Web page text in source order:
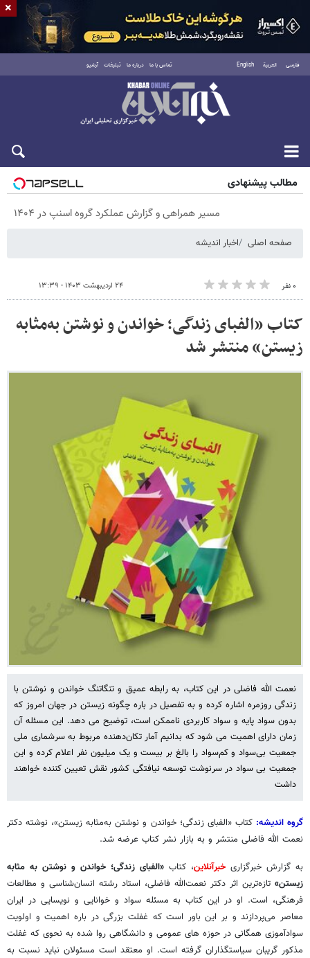
فارسی العربية English تماس با ما درباره ما تبلیغات آرشیو
پنجشنبه ۱۵ مرداد ۱۴۰۵
مطالب پیشنهادی
مسیر همراهی و گزارش عملکرد گروه اسنپ در ۱۴۰۴
صفحه اصلی اخبار اندیشه
۰ نفر ۲۴ اردیبهشت ۱۴۰۳ - ۱۳:۳۹
کتاب «الفبای زندگی؛ خواندن و نوشتن به‌مثابه
زیستن» منتشر شد
نعمت الله فاضلی در این کتاب،‌ به رابطه عمیق و تنگاتنگ خواندن و نوشتن با
زندگی روزمره اشاره کرده و به تفصیل در باره چگونه زیستن در جهان امروز که
بدون سواد پایه و سواد کاربردی ناممکن است، توضیح می دهد. این مسئله آن
زمان دارای اهمیت می شود که بدانیم آمار تکان‌دهنده مربوط به سرشماری ملی
جمعیت بی‌سواد و کم‌سواد را بالغ بر بیست و یک میلیون نفر اعلام کرده و این
جمعیت بی سواد در سرنوشت توسعه نیافتگی کشور نقش تعیین کننده خواهند
داشت
گروه اندیشه: کتاب «الفبای زندگی؛ خواندن و نوشتن به‌مثابه زیستن»، نوشته دکتر
نعمت الله فاضلی منتشر و به بازار نشر کتاب عرضه شد.
به گزارش خبرگزاریخبرآنلاین، کتاب «الفبای زندگی؛ خواندن و نوشتن به مثابه
زیستن» تازه‌ترین اثر دکتر نعمت‌الله فاضلی، استاد رشته انسان‌شناسی و مطالعات
فرهنگی، است. او در این کتاب به مسئله سواد و خوانایی و نویسایی در ایران
معاصر می‌پردازند و بر این باور است که غفلت بزرگی در باره اهمیت و اولویت
سوادآموزی همگانی در حوزه های عمومی و دانشگاهی روا شده به نحوی که غفلت
مذکور گریبان سیاستگذاران گرفته است. او معتقد است مسئولان نباید نسبت به
×